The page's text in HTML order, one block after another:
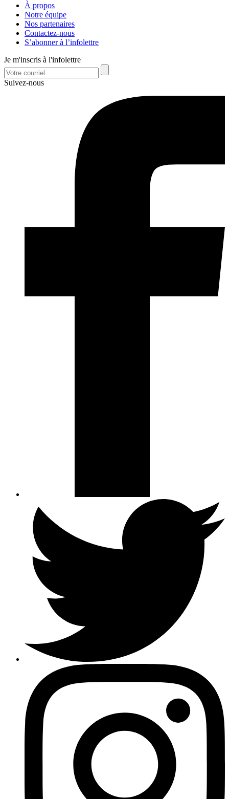
À propos
Notre équipe
Nos partenaires
Contactez-nous
S’abonner à l’infolettre
Je m'inscris à l'infolettre
Suivez-nous